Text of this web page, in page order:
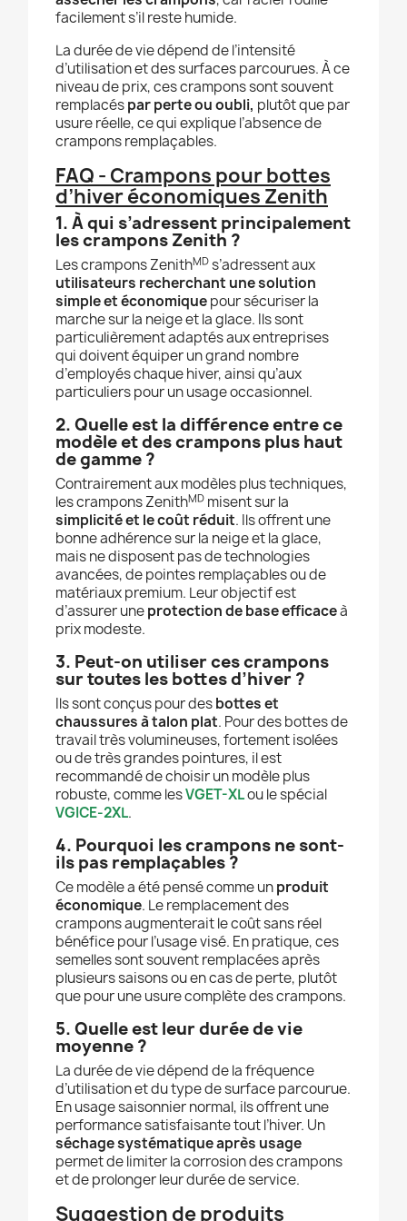
facilement s’il reste humide.
La durée de vie dépend de l’intensité
d’utilisation et des surfaces parcourues. À ce
niveau de prix, ces crampons sont souvent
remplacéspar perte ou oubli, plutôt que par
usure réelle, ce qui explique l’absence de
crampons remplaçables.
FAQ - Crampons pour bottes
d’hiver économiques Zenith
1. À qui s’adressent principalement
les crampons Zenith ?
Les crampons ZenithMDs’adressent aux
utilisateurs recherchant une solution
simple et économiquepour sécuriser la
marche sur la neige et la glace. Ils sont
particulièrement adaptés aux entreprises
qui doivent équiper un grand nombre
d’employés chaque hiver, ainsi qu’aux
particuliers pour un usage occasionnel.
2. Quelle est la différence entre ce
modèle et des crampons plus haut
de gamme ?
Contrairement aux modèles plus techniques,
les crampons ZenithMD misent sur la
simplicité et le coût réduit. Ils offrent une
bonne adhérence sur la neige et la glace,
mais ne disposent pas de technologies
avancées, de pointes remplaçables ou de
matériaux premium. Leur objectif est
d’assurer uneprotection de base efficaceà
prix modeste.
3. Peut-on utiliser ces crampons
sur toutes les bottes d’hiver ?
Ils sont conçus pour desbottes et
chaussures à talon plat. Pour des bottes de
travail très volumineuses, fortement isolées
ou de très grandes pointures, il est
recommandé de choisir un modèle plus
robuste, comme lesVGET-XLou le spécial
VGICE-2XL.
4. Pourquoi les crampons ne sont-
ils pas remplaçables ?
Ce modèle a été pensé comme unproduit
économique. Le remplacement des
crampons augmenterait le coût sans réel
bénéfice pour l’usage visé. En pratique, ces
semelles sont souvent remplacées après
plusieurs saisons ou en cas de perte, plutôt
que pour une usure complète des crampons.
5. Quelle est leur durée de vie
moyenne ?
La durée de vie dépend de la fréquence
d’utilisation et du type de surface parcourue.
En usage saisonnier normal, ils offrent une
performance satisfaisante tout l’hiver. Un
séchage systématique après usage
permet de limiter la corrosion des crampons
et de prolonger leur durée de service.
Suggestion de produits